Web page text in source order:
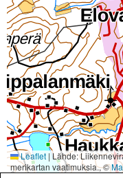
Leaflet |Lähde:
merikartan vaatimuksia., ©